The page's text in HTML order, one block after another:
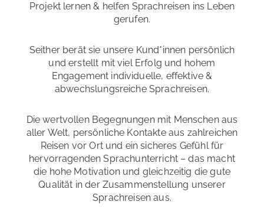
Projekt lernen & helfen Sprachreisen ins Leben
gerufen.
Seither berät sie unsere Kund*innen persönlich
und erstellt mit viel Erfolg und hohem
Engagement individuelle, effektive &
abwechslungsreiche Sprachreisen.
Die wertvollen Begegnungen mit Menschen aus
aller Welt, persönliche Kontakte aus zahlreichen
Reisen vor Ort und ein sicheres Gefühl für
hervorragenden Sprachunterricht – das macht
die hohe Motivation und gleichzeitig die gute
Qualität in der Zusammenstellung unserer
Sprachreisen aus.